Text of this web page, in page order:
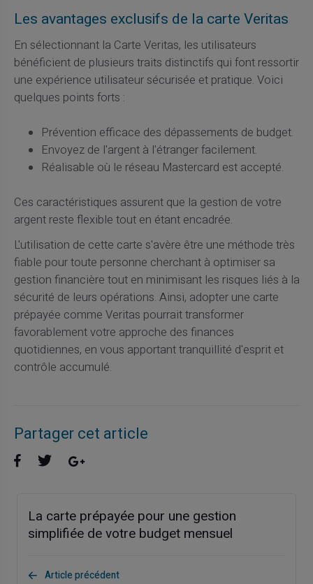
Les avantages exclusifs de la carte Veritas
En sélectionnant la Carte Veritas, les utilisateurs
bénéficient de plusieurs traits distinctifs qui font ressortir
une expérience utilisateur sécurisée et pratique. Voici
quelques points forts :
Prévention efficace des dépassements de budget.
Envoyez de l'argent à l'étranger facilement.
Réalisable où le réseau Mastercard est accepté.
Ces caractéristiques assurent que la gestion de votre
argent reste flexible tout en étant encadrée.
L'utilisation de cette carte s'avère être une méthode très
fiable pour toute personne cherchant à optimiser sa
gestion financière tout en minimisant les risques liés à la
sécurité de leurs opérations. Ainsi, adopter une carte
prépayée comme Veritas pourrait transformer
favorablement votre approche des finances
quotidiennes, en vous apportant tranquillité d'esprit et
contrôle accumulé.
Partager cet article
La carte prépayée pour une gestion
simplifiée de votre budget mensuel
Article précédent